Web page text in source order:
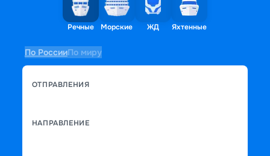
Речные Морские ЖД Яхтенные
По РоссииПо миру
ОТПРАВЛЕНИЯ
НАПРАВЛЕНИЕ